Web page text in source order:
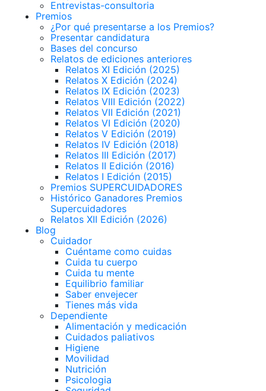
Entrevistas-consultoria
Premios
¿Por qué presentarse a los Premios?
Presentar candidatura
Bases del concurso
Relatos de ediciones anteriores
Relatos XI Edición (2025)
Relatos X Edición (2024)
Relatos IX Edición (2023)
Relatos VIII Edición (2022)
Relatos VII Edición (2021)
Relatos VI Edición (2020)
Relatos V Edición (2019)
Relatos IV Edición (2018)
Relatos III Edición (2017)
Relatos II Edición (2016)
Relatos I Edición (2015)
Premios SUPERCUIDADORES
Histórico Ganadores Premios
Supercuidadores
Relatos XII Edición (2026)
Blog
Cuidador
Cuéntame como cuidas
Cuida tu cuerpo
Cuida tu mente
Equilibrio familiar
Saber envejecer
Tienes más vida
Dependiente
Alimentación y medicación
Cuidados paliativos
Higiene
Movilidad
Nutrición
Psicologia